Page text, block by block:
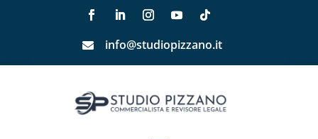
 info@studiopizzano.it